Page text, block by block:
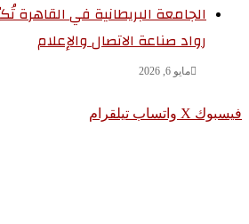
الجامعة البريطانية في القاهرة
رواد صناعة الاتصال والإعلام
مايو 6, 2026
‫X واتساب تيلقرام